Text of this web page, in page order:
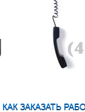
КАК ЗАКАЗАТЬ